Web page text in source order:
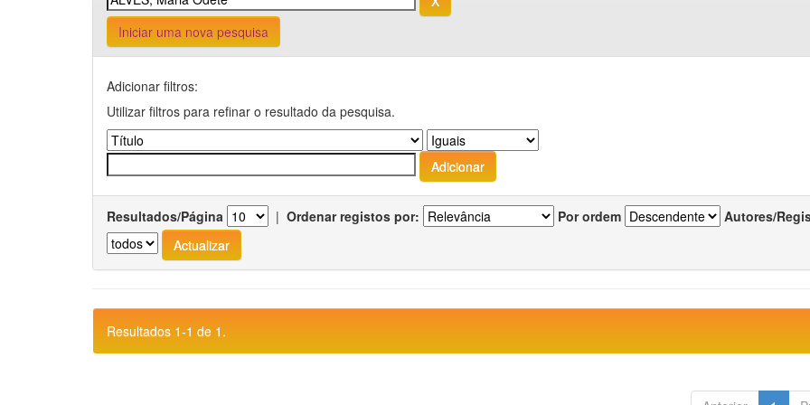
Iniciar uma nova pesquisa
Adicionar filtros:
Utilizar filtros para refinar o resultado da pesquisa.
Resultados/Página | Ordenar registos por: Por ordem Autores/
Resultados 1-1 de 1.